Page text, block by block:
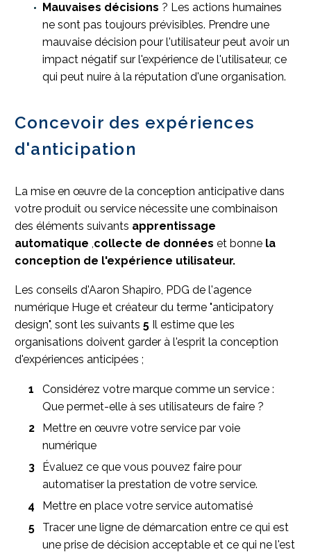
Mauvaises décisions ? Les actions humaines
ne sont pas toujours prévisibles. Prendre une
mauvaise décision pour l'utilisateur peut avoir un
impact négatif sur l'expérience de l'utilisateur, ce
qui peut nuire à la réputation d'une organisation.
Concevoir des expériences
d'anticipation
La mise en œuvre de la conception anticipative dans
votre produit ou service nécessite une combinaison
des éléments suivants apprentissage
automatique collecte de données et bonne la
conception de l'expérience utilisateur.
Les conseils d'Aaron Shapiro, PDG de l'agence
numérique Huge et créateur du terme "anticipatory
design", sont les suivants 5 Il estime que les
organisations doivent garder à l'esprit la conception
d'expériences anticipées ;
Considérez votre marque comme un service :
Que permet-elle à ses utilisateurs de faire ?
Mettre en œuvre votre service par voie
numérique
Évaluez ce que vous pouvez faire pour
automatiser la prestation de votre service.
Mettre en place votre service automatisé
Tracer une ligne de démarcation entre ce qui est
une prise de décision acceptable et ce qui ne l'est